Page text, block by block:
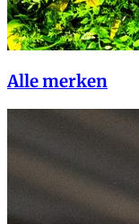
Alle merken